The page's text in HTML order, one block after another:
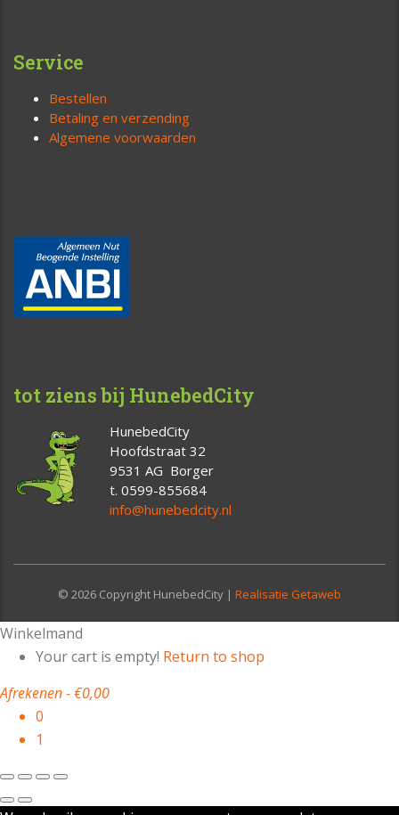
Service
Bestellen
Betaling en verzending
Algemene voorwaarden
tot ziens bij HunebedCity
HunebedCity
Hoofdstraat 32
9531 AG Borger
t. 0599-855684
info@hunebedcity.nl
© 2026 Copyright HunebedCity | Realisatie Getaweb
Winkelmand
Your cart is empty! Return to shop
Afrekenen-€0,00
0
1